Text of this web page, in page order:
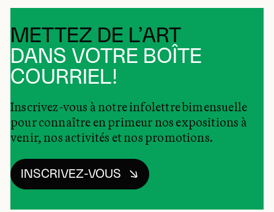
METTEZ DE L’ART
DANS VOTRE BOÎTE
COURRIEL!
Inscrivez-vous à notre infolettre bimensuelle
pour connaître en primeur nos expositions à
venir, nos activités et nos promotions.
INSCRIVEZ-VOUS